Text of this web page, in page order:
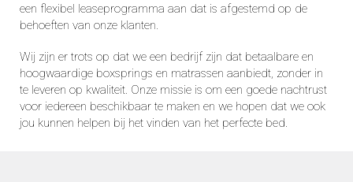
een flexibel leaseprogramma aan dat is afgestemd op de
behoeften van onze klanten.
Wij zijn er trots op dat we een bedrijf zijn dat betaalbare en
hoogwaardige boxsprings en matrassen aanbiedt, zonder in
te leveren op kwaliteit. Onze missie is om een goede nachtrust
voor iedereen beschikbaar te maken en we hopen dat we ook
jou kunnen helpen bij het vinden van het perfecte bed.